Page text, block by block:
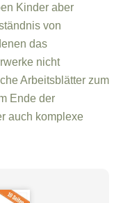
Kinder aber
von
das
nicht
Arbeitsblätter zum
Ende der
auch komplexe